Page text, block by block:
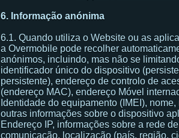
6. Informação anónima
6.1. Quando utiliza o Website ou as
a Overmobile pode recolher
anónimos, incluindo, mas não se
identificador único do dispositivo
persistente), endereço de controlo de
(endereço MAC), endereço Móvel
Identidade do equipamento (IMEI),
outras informações sobre o dispositivo
Endereço IP, informações sobre a rede de
comunicação, localização (país, região,